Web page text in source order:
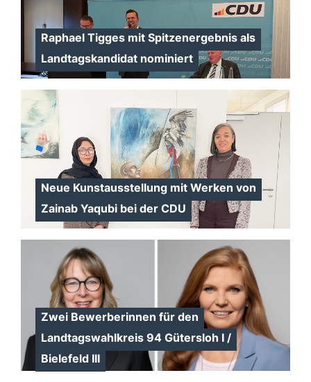
Raphael Tigges mit Spitzenergebnis als
Landtagskandidat nominiert
Neue Kunstausstellung mit Werken von
Zainab Yaqubi bei der CDU
Zwei Bewerberinnen für den
Landtagswahlkreis 94 Gütersloh I /
Bielefeld III